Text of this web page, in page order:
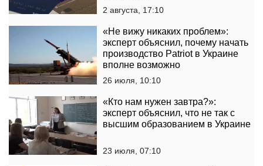
2 августа, 17:10
«Не вижу никаких проблем»:
эксперт объяснил, почему начать
производство Patriot в Украине
вполне возможно
26 июля, 10:10
«Кто нам нужен завтра?»:
эксперт объяснил, что не так с
высшим образованием в Украине
23 июля, 07:10